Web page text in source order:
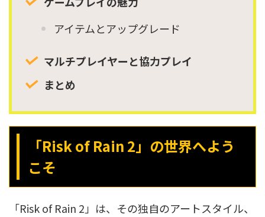
アイテムとアップグレード
マルチプレイヤーと協力プレイ
まとめ
「Risk of Rain 2」の世界へよう
こそ
「Risk of Rain 2」は、その独自のアートスタイル、